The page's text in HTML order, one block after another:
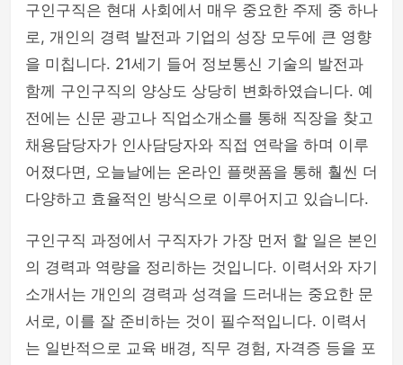
my-life
no-sql
php
구인구직은 현대 사회에서 매우 중요한 주제 중 하나
로, 개인의 경력 발전과 기업의 성장 모두에 큰 영향
을 미칩니다. 21세기 들어 정보통신 기술의 발전과
함께 구인구직의 양상도 상당히 변화하였습니다. 예
전에는 신문 광고나 직업소개소를 통해 직장을 찾고
채용담당자가 인사담당자와 직접 연락을 하며 이루
어졌다면, 오늘날에는 온라인 플랫폼을 통해 훨씬 더
다양하고 효율적인 방식으로 이루어지고 있습니다.
구인구직 과정에서 구직자가 가장 먼저 할 일은 본인
의 경력과 역량을 정리하는 것입니다. 이력서와 자기
소개서는 개인의 경력과 성격을 드러내는 중요한 문
서로, 이를 잘 준비하는 것이 필수적입니다. 이력서
는 일반적으로 교육 배경, 직무 경험, 자격증 등을 포